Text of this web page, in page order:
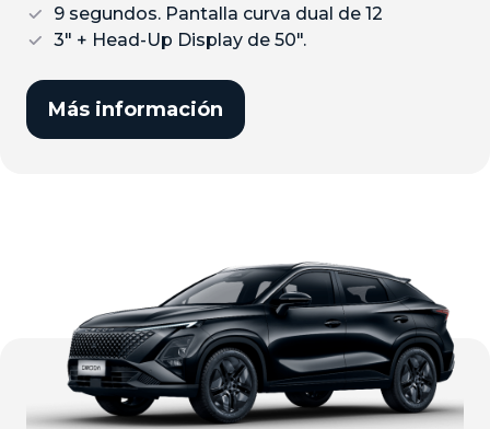
9 segundos. Pantalla curva dual de 12
3″ + Head-Up Display de 50″.
Más información